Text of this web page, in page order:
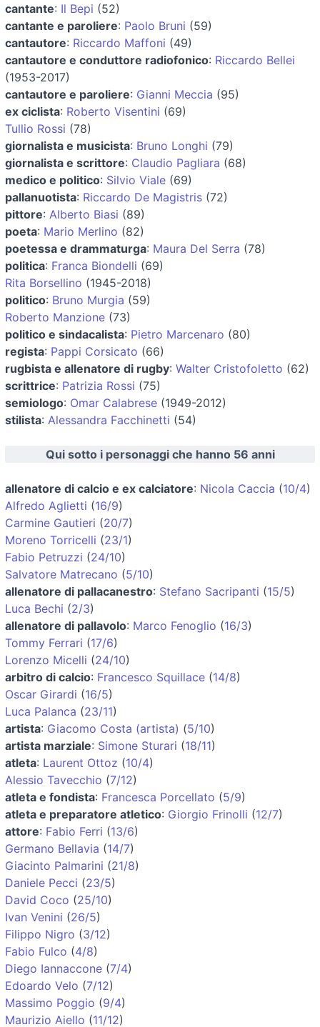
cantante: Il Bepi (52)
cantante e paroliere: Paolo Bruni (59)
cantautore: Riccardo Maffoni (49)
cantautore e conduttore radiofonico: Riccardo Bellei
(1953-2017)
cantautore e paroliere: Gianni Meccia (95)
ex ciclista: Roberto Visentini (69)
Tullio Rossi (78)
giornalista e musicista: Bruno Longhi (79)
giornalista e scrittore: Claudio Pagliara (68)
medico e politico: Silvio Viale (69)
pallanuotista: Riccardo De Magistris (72)
pittore: Alberto Biasi (89)
poeta: Mario Merlino (82)
poetessa e drammaturga: Maura Del Serra (78)
politica: Franca Biondelli (69)
Rita Borsellino (1945-2018)
politico: Bruno Murgia (59)
Roberto Manzione (73)
politico e sindacalista: Pietro Marcenaro (80)
regista: Pappi Corsicato (66)
rugbista e allenatore di rugby: Walter Cristofoletto (62)
scrittrice: Patrizia Rossi (75)
semiologo: Omar Calabrese (1949-2012)
stilista: Alessandra Facchinetti (54)
Qui sotto i personaggi che hanno 56 anni
allenatore di calcio e ex calciatore: Nicola Caccia (10/4)
Alfredo Aglietti (16/9)
Carmine Gautieri (20/7)
Moreno Torricelli (23/1)
Fabio Petruzzi (24/10)
Salvatore Matrecano (5/10)
allenatore di pallacanestro: Stefano Sacripanti (15/5)
Luca Bechi (2/3)
allenatore di pallavolo: Marco Fenoglio (16/3)
Tommy Ferrari (17/6)
Lorenzo Micelli (24/10)
arbitro di calcio: Francesco Squillace (14/8)
Oscar Girardi (16/5)
Luca Palanca (23/11)
artista: Giacomo Costa (artista) (5/10)
artista marziale: Simone Sturari (18/11)
atleta: Laurent Ottoz (10/4)
Alessio Tavecchio (7/12)
atleta e fondista: Francesca Porcellato (5/9)
atleta e preparatore atletico: Giorgio Frinolli (12/7)
attore: Fabio Ferri (13/6)
Germano Bellavia (14/7)
Giacinto Palmarini (21/8)
Daniele Pecci (23/5)
David Coco (25/10)
Ivan Venini (26/5)
Filippo Nigro (3/12)
Fabio Fulco (4/8)
Diego Iannaccone (7/4)
Edoardo Velo (7/12)
Massimo Poggio (9/4)
Maurizio Aiello (11/12)